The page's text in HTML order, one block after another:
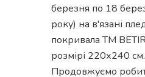
березня по 18
року) на в'язані
покривала ТМ
розмірі 220х240 см.
Продовжуємо